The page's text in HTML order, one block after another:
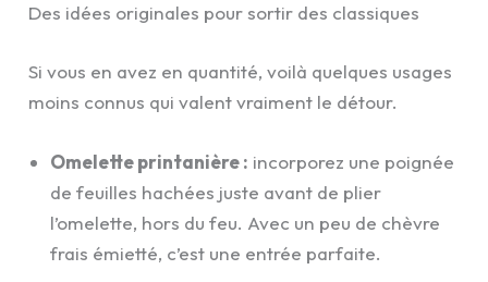
Des idées originales pour sortir des classiques
Si vous en avez en quantité, voilà quelques usages
moins connus qui valent vraiment le détour.
Omelette printanière : incorporez une poignée
de feuilles hachées juste avant de plier
l’omelette, hors du feu. Avec un peu de chèvre
frais émietté, c’est une entrée parfaite.